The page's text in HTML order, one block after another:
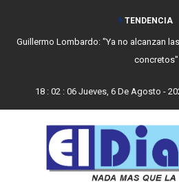
TENDENCIA
Guillermo Lombardo: "Ya no alcanzan
concretos"
18: 02: 07 Jueves, 6 De Agosto -